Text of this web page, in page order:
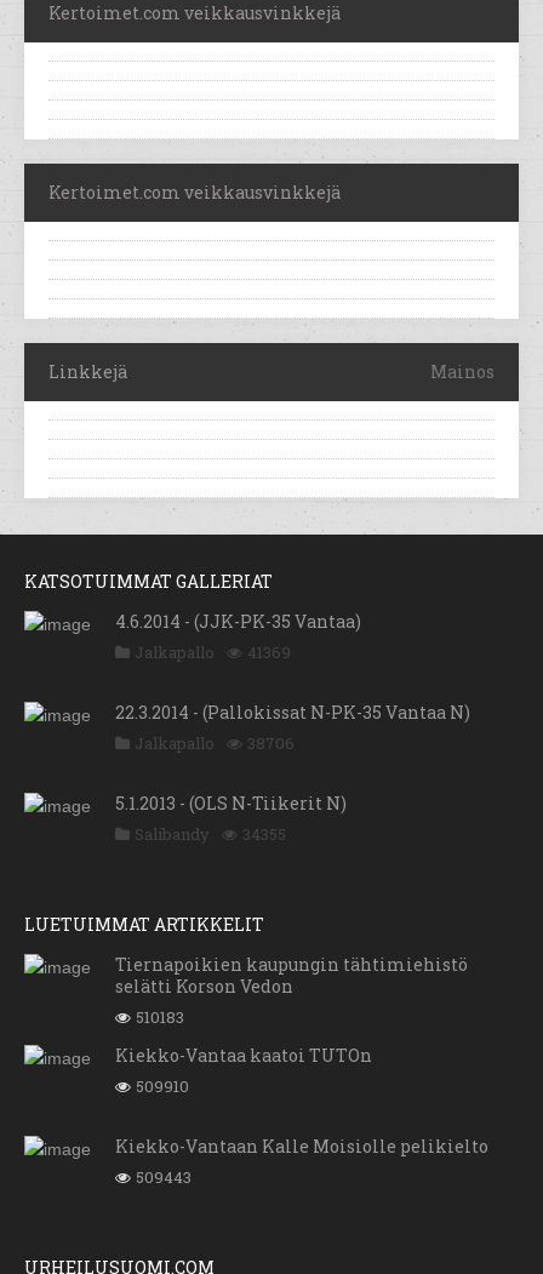
Kertoimet.com veikkausvinkkejä
Kertoimet.com veikkausvinkkejä
Linkkejä Mainos
KATSOTUIMMAT GALLERIAT
4.6.2014 - (JJK-PK-35 Vantaa)
Jalkapallo 41369
22.3.2014 - (Pallokissat N-PK-35 Vantaa N)
Jalkapallo 38706
5.1.2013 - (OLS N-Tiikerit N)
Salibandy 34355
LUETUIMMAT ARTIKKELIT
Tiernapoikien kaupungin tähtimiehistö
selätti Korson Vedon
510183
Kiekko-Vantaa kaatoi TUTOn
509910
Kiekko-Vantaan Kalle Moisiolle pelikielto
509443
URHEILUSUOMI.COM